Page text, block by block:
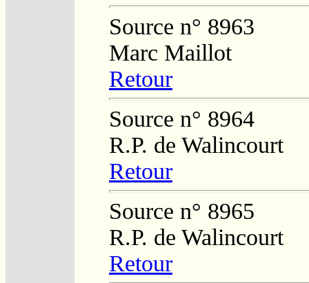
Source n° 8963
Marc Maillot
Retour
Source n° 8964
R.P. de Walincourt
Retour
Source n° 8965
R.P. de Walincourt
Retour